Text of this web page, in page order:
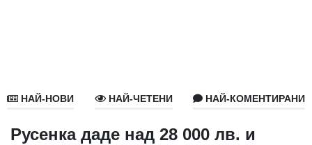
В
НАЙ-НОВИ НАЙ-ЧЕТЕНИ НАЙ-КОМЕНТИРАНИ
Русенка даде над 28 000 лв. и